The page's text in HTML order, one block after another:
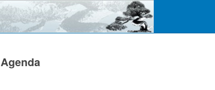
Agenda